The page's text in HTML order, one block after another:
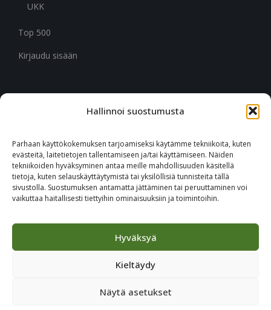
Hallinnoi suostumusta
Parhaan käyttökokemuksen tarjoamiseksi käytämme tekniikoita, kuten
evästeitä, laitetietojen tallentamiseen ja/tai käyttämiseen. Näiden
tekniikoiden hyväksyminen antaa meille mahdollisuuden käsitellä
tietoja, kuten selauskäyttäytymistä tai yksilöllisiä tunnisteita tällä
sivustolla. Suostumuksen antamatta jättäminen tai peruuttaminen voi
vaikuttaa haitallisesti tiettyihin ominaisuuksiin ja toimintoihin.
Hyväksyä
Kieltäydy
Näytä asetukset
UKK
Top 500
Kirjaudu sisään
CITYMARK SUOMI
02330 Espoo
+46 651 760 400
Tilaa Citymark-uutiskirje